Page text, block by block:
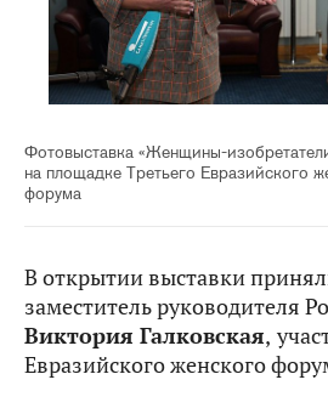
Фотовыставка «Женщины-
на площадке Третьего Евразийского
форума
В открытии выставки
заместитель руководителя
Виктория Галковская,
Евразийского женского